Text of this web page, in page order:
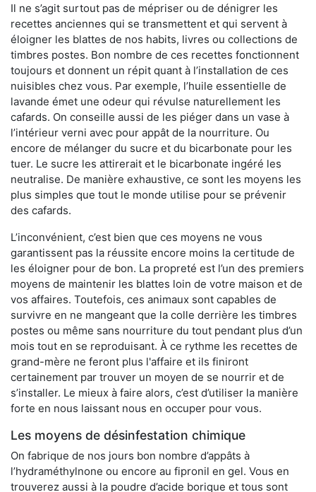
Il ne s’agit surtout pas de mépriser ou de dénigrer les
recettes anciennes qui se transmettent et qui servent à
éloigner les blattes de nos habits, livres ou collections de
timbres postes. Bon nombre de ces recettes fonctionnent
toujours et donnent un répit quant à l’installation de ces
nuisibles chez vous. Par exemple, l’huile essentielle de
lavande émet une odeur qui révulse naturellement les
cafards. On conseille aussi de les piéger dans un vase à
l’intérieur verni avec pour appât de la nourriture. Ou
encore de mélanger du sucre et du bicarbonate pour les
tuer. Le sucre les attirerait et le bicarbonate ingéré les
neutralise. De manière exhaustive, ce sont les moyens les
plus simples que tout le monde utilise pour se prévenir
des cafards.
L’inconvénient, c’est bien que ces moyens ne vous
garantissent pas la réussite encore moins la certitude de
les éloigner pour de bon. La propreté est l’un des premiers
moyens de maintenir les blattes loin de votre maison et de
vos affaires. Toutefois, ces animaux sont capables de
survivre en ne mangeant que la colle derrière les timbres
postes ou même sans nourriture du tout pendant plus d’un
mois tout en se reproduisant. À ce rythme les recettes de
grand-mère ne feront plus l'affaire et ils finiront
certainement par trouver un moyen de se nourrir et de
s’installer. Le mieux à faire alors, c’est d’utiliser la manière
forte en nous laissant nous en occuper pour vous.
Les moyens de désinfestation chimique
On fabrique de nos jours bon nombre d’appâts à
l’hydraméthylnone ou encore au fipronil en gel. Vous en
trouverez aussi à la poudre d’acide borique et tous sont